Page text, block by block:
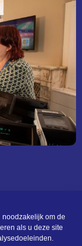
noodzakelijk om de
als u deze site